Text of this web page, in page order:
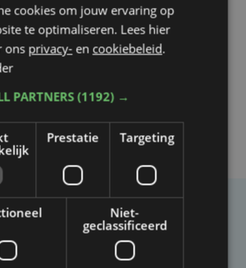
6 augustus | 21:30
van vechtpartij, is na
overleden
opgemerkt?
of schrijffout opgemerkt in dit
cookies om jouw ervaring op
te optimaliseren. Lees hier
ons privacy- en cookiebeleid.
PARTNERS(1192) →
Prestatie Targeting
Niet-
geclassificeerd